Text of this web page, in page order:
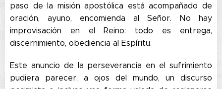
paso de la misión apostólica está acompañado de
oración, ayuno, encomienda al Señor. No hay
improvisación en el Reino: todo es entrega,
discernimiento, obediencia al Espíritu.
Este anuncio de la perseverancia en el sufrimiento
pudiera parecer, a ojos del mundo, un discurso